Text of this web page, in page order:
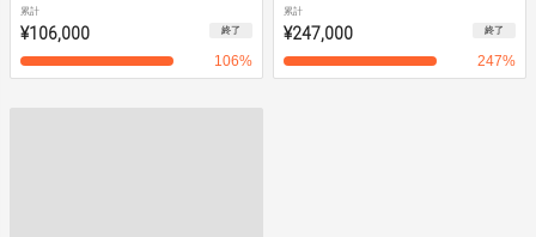
累計
¥106,000 終了
106%
累計
¥247,000 終了
247%